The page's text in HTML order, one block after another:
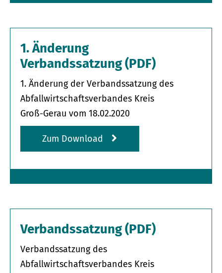
1. Änderung
Verbandssatzung (PDF)
1. Änderung der Verbandssatzung des
Abfallwirtschafts­verbandes Kreis
Groß-Gerau vom 18.02.2020
Zum Download
Verbandssatzung (PDF)
Verbandssatzung des
Abfallwirtschaftsverbandes Kreis